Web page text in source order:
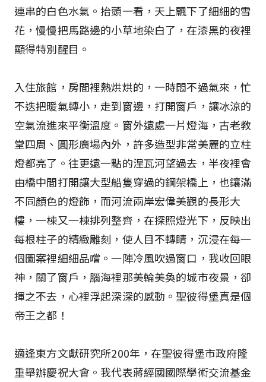
連串的白色水氣。抬頭一看，天上飄下了細細的雪
花，慢慢把馬路邊的小草地染白了，在漆黑的夜裡
顯得特別醒目。
入住旅館，房間裡熱烘烘的，一時悶不過氣來，忙
不迭把暖氣轉小，走到窗邊，打開窗戶，讓冰涼的
空氣流進來平衡溫度。窗外遠處一片燈海，古老教
堂四周、圓形廣場內外，許多造型非常美麗的立柱
燈都亮了。往更遠一點的涅瓦河望過去，半夜裡會
由橋中間打開讓大型船隻穿過的鋼架橋上，也鑲滿
不同顏色的燈飾，而河流兩岸宏偉美觀的長形大
樓，一棟又一棟排列整齊，在探照燈光下，反映出
每根柱子的精緻雕刻，使人目不轉睛，沉浸在每一
個圖案裡細細品嚐。一陣冷風吹過窗口，我收回眼
神，關了窗戶，腦海裡那美輪美奐的城市夜景，卻
揮之不去，心裡浮起深深的感動。聖彼得堡真是個
帝王之都！
適逢東方文獻研究所200年，在聖彼得堡市政府隆
重舉辦慶祝大會。我代表蔣經國國際學術交流基金